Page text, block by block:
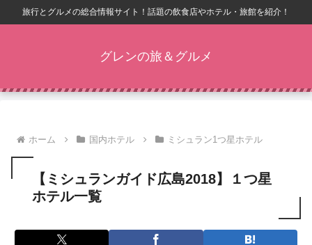
旅行とグルメの総合情報サイト！話題の飲食店やホテル・旅館を紹介！
グレンの旅＆グルメ
ホーム 国内ホテル ミシュラン1つ星ホテル
【ミシュランガイド広島2018】１つ星
ホテル一覧